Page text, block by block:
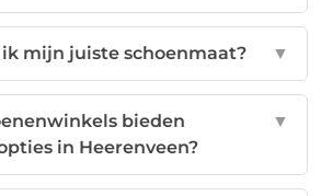
ik mijn juiste schoenmaat? ▼
bieden
in Heerenveen?
▼